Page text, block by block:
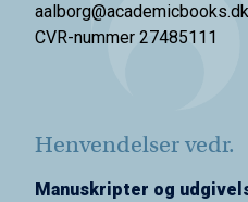
aalborg@academicbooks.dk
CVR-nummer 27485111
Henvendelser vedr.
Manuskripter og